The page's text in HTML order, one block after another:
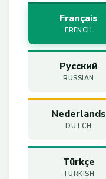
Français
FRENCH
Русский
RUSSIAN
Nederlands
DUTCH
Türkçe
TURKISH